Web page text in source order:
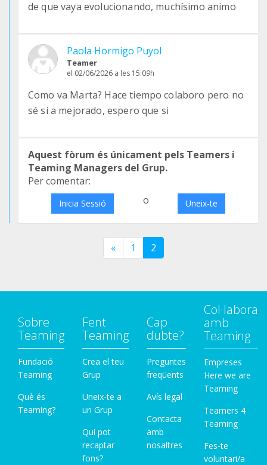
de que vaya evolucionando, muchísimo animo
Paola Hormigo Puyol
Teamer
el 02/06/2026 a les 15:09h
Como va Marta? Hace tiempo colaboro pero no
sé si a mejorado, espero que si
Aquest fòrum és únicament pels Teamers i
Teaming Managers del Grup.
Per comentar:
Inicia Sessió o Uneix-te
« 1 2
Sobre
Teaming
Fundació
Teaming
Què és
Teaming?
Fent
Teaming
Crea el teu
Grup
Uneix-te a
un Grup
Qui pot
recaptar
fons?
Cap
dubte?
Preguntes
freqüents
Avís legal
Contacta
amb
nosaltres
Col·labora
amb
Teaming
Empreses
Here we are
Teaming
Teamers 4
Teaming
Fes-te
voluntari/a